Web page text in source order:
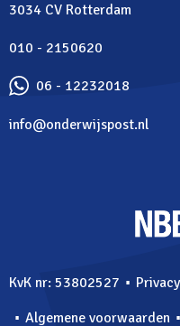
3034 CV Rotterdam
010 - 2150620
06 - 12232018
info@onderwijspost.nl
KvK nr: 53802527 ⋅
⋅ Algemene voorwaarden ⋅